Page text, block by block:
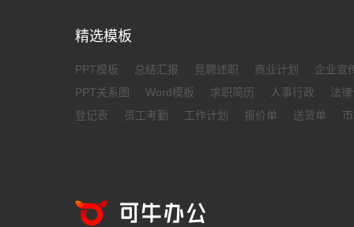
精选模板
PPT模板 总结汇报 竞聘述职 商业计划
企业宣
PPT关系图
Word模板 求职简历 人事行政
法
登记表
员工考勤 工作计划 报价单 送货单